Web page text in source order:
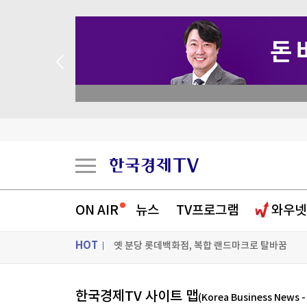
ON AIR 뉴스 TV프로그램 와우넷
HOT
농협, 폭염·가뭄 피해 예방 총력…범농협 합동 현
반도체 호황에 경상흑자 역대 최대…상반기 2천
옛 분당 롯데백화점, 복합 랜드마크로 탈바꿈
"수십조 운용 월가 헤지펀드들 대상 해킹 시도 발
"나야, '흑백요리사' 시즌3"
ON AIR
한국경제TV 사이트 맵(Korea Business News